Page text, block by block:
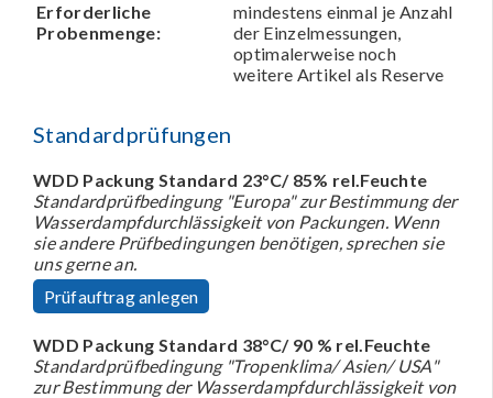
Erforderliche
Probenmenge:
mindestens einmal je Anzahl
der Einzelmessungen,
optimalerweise noch
weitere Artikel als Reserve
Standardprüfungen
WDD Packung Standard 23°C/ 85% rel.Feuchte
Standardprüfbedingung "Europa" zur Bestimmung der
Wasserdampfdurchlässigkeit von Packungen. Wenn
sie andere Prüfbedingungen benötigen, sprechen sie
uns gerne an.
Prüfauftrag anlegen
WDD Packung Standard 38°C/ 90 % rel.Feuchte
Standardprüfbedingung "Tropenklima/ Asien/ USA"
zur Bestimmung der Wasserdampfdurchlässigkeit von